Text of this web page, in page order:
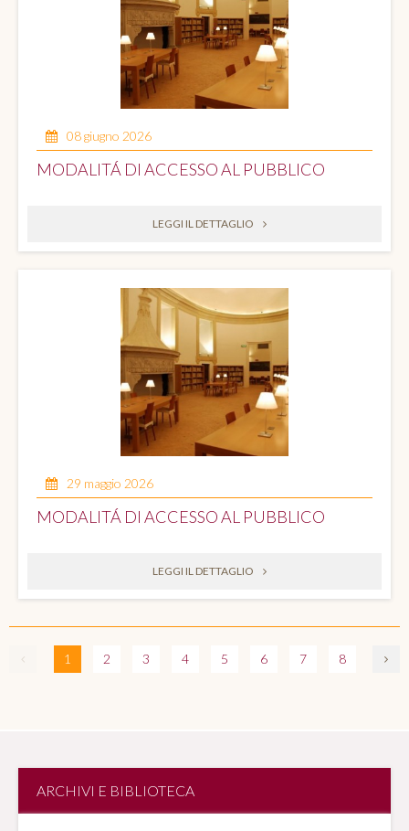
08 giugno 2026
MODALITÁ DI ACCESSO AL PUBBLICO
LEGGI IL DETTAGLIO
29 maggio 2026
MODALITÁ DI ACCESSO AL PUBBLICO
LEGGI IL DETTAGLIO
1 2 3 4 5 6 7 8
ARCHIVI E BIBLIOTECA